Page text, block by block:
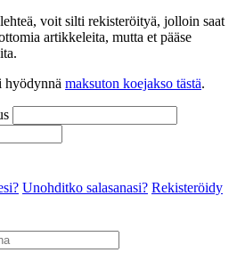
voit silti rekisteröityä, jolloin saat
artikkeleita, mutta et pääse
hyödynnä maksuton koejakso tästä.
Unohditko salasanasi? Rekisteröidy